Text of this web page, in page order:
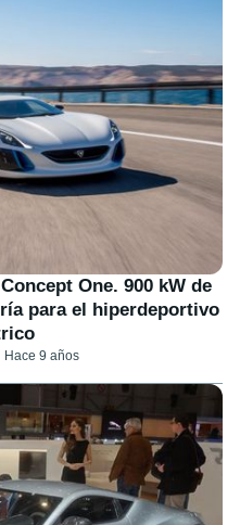
One. 900 kW de
para el hiperdeportivo
Hace 9 años